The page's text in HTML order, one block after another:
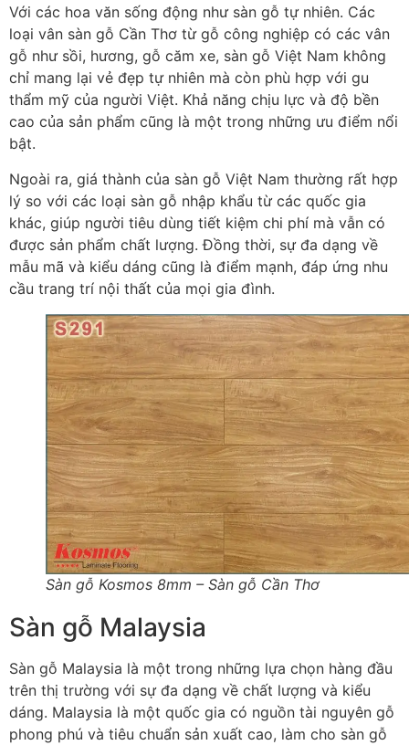
Với các hoa văn sống động như sàn gỗ tự nhiên. Các
loại vân sàn gỗ Cần Thơ từ gỗ công nghiệp có các vân
gỗ như sồi, hương, gỗ căm xe, sàn gỗ Việt Nam không
chỉ mang lại vẻ đẹp tự nhiên mà còn phù hợp với gu
thẩm mỹ của người Việt. Khả năng chịu lực và độ bền
cao của sản phẩm cũng là một trong những ưu điểm nổi
bật.
Ngoài ra, giá thành của sàn gỗ Việt Nam thường rất hợp
lý so với các loại sàn gỗ nhập khẩu từ các quốc gia
khác, giúp người tiêu dùng tiết kiệm chi phí mà vẫn có
được sản phẩm chất lượng. Đồng thời, sự đa dạng về
mẫu mã và kiểu dáng cũng là điểm mạnh, đáp ứng nhu
cầu trang trí nội thất của mọi gia đình.
Sàn gỗ Kosmos 8mm – Sàn gỗ Cần Thơ
Sàn gỗ Malaysia
Sàn gỗ Malaysia là một trong những lựa chọn hàng đầu
trên thị trường với sự đa dạng về chất lượng và kiểu
dáng. Malaysia là một quốc gia có nguồn tài nguyên gỗ
phong phú và tiêu chuẩn sản xuất cao, làm cho sàn gỗ